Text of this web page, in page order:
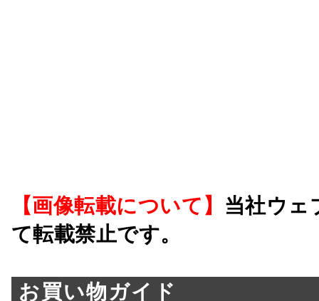
【画像転載について】 当社ウェ
て転載禁止です。
お買い物ガイド